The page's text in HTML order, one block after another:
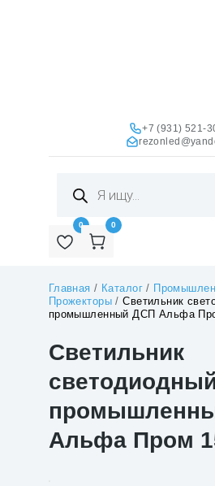
+7 (931) 521-
товаров
0 0
Главная / Каталог/
Прожекторы /Светильник
промышленный ДСП Альфа
Светильник
Альфа Пром